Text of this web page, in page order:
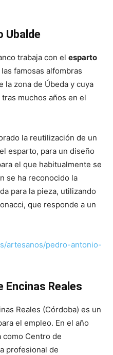
Ubalde
trabaja con el esparto
famosas alfombras
la zona de Úbeda y cuya
muchos años en el
la reutilización de un
esparto, para un diseño
el que habitualmente se
se ha reconocido la
para la pieza, utilizando
que responde a un
artesanos/pedro-antonio-
Encinas Reales
Reales (Córdoba) es un
el empleo. En el año
como Centro de
profesional de